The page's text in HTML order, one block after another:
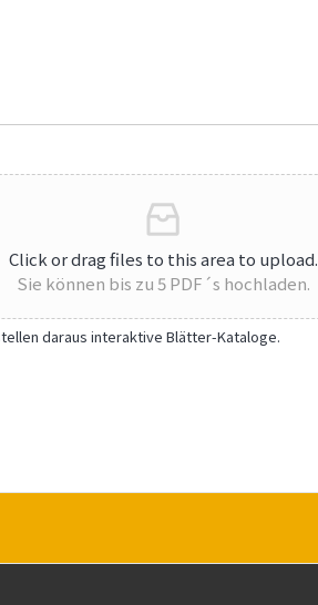
Click or drag files to this area to upload.
Sie können bis zu 5 PDF´s hochladen.
daraus interaktive Blätter-Kataloge.